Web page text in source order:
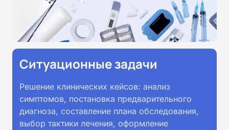
Ситуационные задачи
Решение клинических кейсов: анализ
симптомов, постановка предварительного
диагноза, составление плана обследования,
выбор тактики лечения, оформление